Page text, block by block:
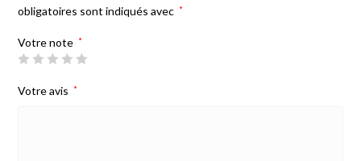
obligatoires sont indiqués avec *
Votre note *
Votre avis *